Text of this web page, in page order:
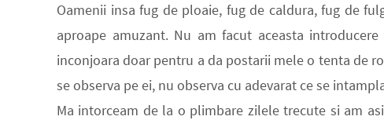
Oamenii insa fug de ploaie, fug de caldura, fug de
aproape amuzant. Nu am facut aceasta
inconjoara doar pentru a da postarii mele o tenta de
se observa pe ei, nu observa cu adevarat ce se
Ma intorceam de la o plimbare zilele trecute si am